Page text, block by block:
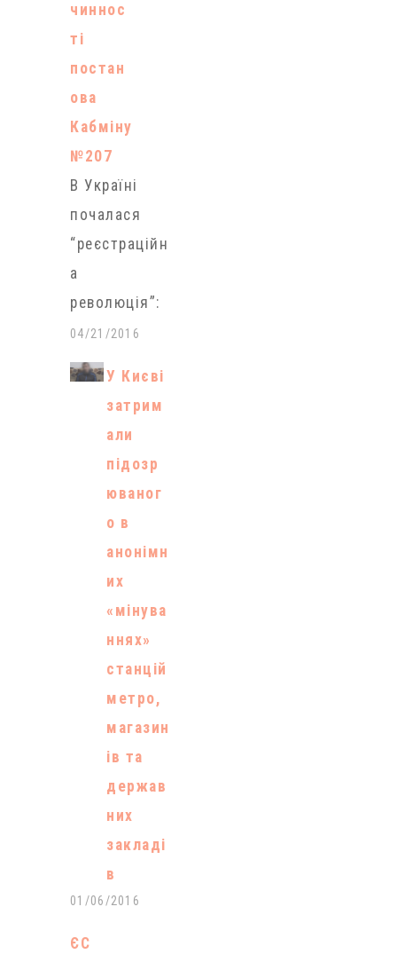
чиннос
ті
постан
ова
Кабміну
№207
В Україні
почалася
“реєстраційн
а
революція”:
набула
чинності
у відання
влади, аж до
будуть як і
04/21/2016
У Києві
затрим
али
підозр
юваног
о в
анонімн
их
«мінува
ннях»
станцій
метро,
магазин
ів та
держав
них
закладі
в
01/06/2016
ЄС